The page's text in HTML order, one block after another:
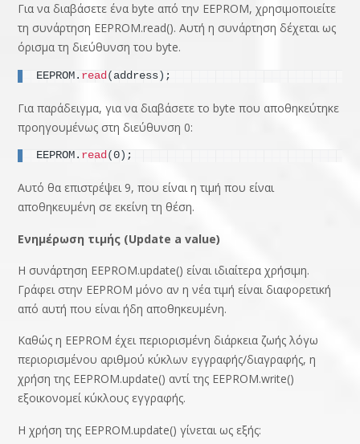
Για να διαβάσετε ένα byte από την EEPROM, χρησιμοποιείτε
τη συνάρτηση EEPROM.read(). Αυτή η συνάρτηση δέχεται ως
όρισμα τη διεύθυνση του byte.
EEPROM. read ( address ) ;
Για παράδειγμα, για να διαβάσετε το byte που αποθηκεύτηκε
προηγουμένως στη διεύθυνση 0:
EEPROM. read( 0 ) ;
Αυτό θα επιστρέψει 9, που είναι η τιμή που είναι
αποθηκευμένη σε εκείνη τη θέση.
Ενημέρωση τιμής (Update a value)
Η συνάρτηση EEPROM.update() είναι ιδιαίτερα χρήσιμη.
Γράφει στην EEPROM μόνο αν η νέα τιμή είναι διαφορετική
από αυτή που είναι ήδη αποθηκευμένη.
Καθώς η EEPROM έχει περιορισμένη διάρκεια ζωής λόγω
περιορισμένου αριθμού κύκλων εγγραφής/διαγραφής, η
χρήση της EEPROM.update() αντί της EEPROM.write()
εξοικονομεί κύκλους εγγραφής.
Η χρήση της EEPROM.update() γίνεται ως εξής: